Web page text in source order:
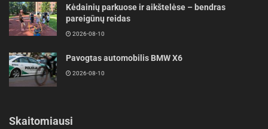
Kėdainių parkuose ir aikštelėse – bendras
pareigūnų reidas
2026-08-10
Pavogtas automobilis BMW X6
2026-08-10
Skaitomiausi